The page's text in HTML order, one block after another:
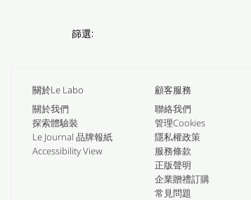
篩選:
關於Le Labo
關於我們
探索體驗裝
Le Journal 品牌報紙
Accessibility View
顧客服務
聯絡我們
管理Cookies
隱私權政策
服務條款
正版聲明
企業贈禮訂購
常見問題